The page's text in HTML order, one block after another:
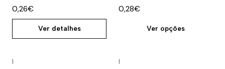
0,26€
Ver detalhes
0,28€
Ver opções
| |